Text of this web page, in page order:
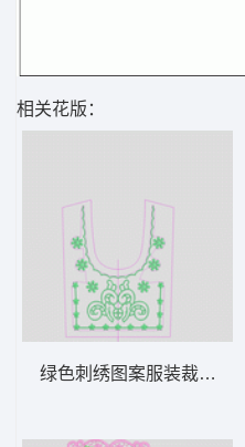
相关花版：
绿色刺绣图案服装裁剪图